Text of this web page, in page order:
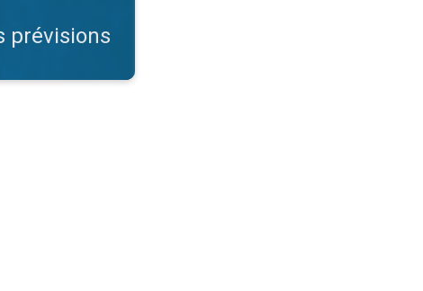
prévisions